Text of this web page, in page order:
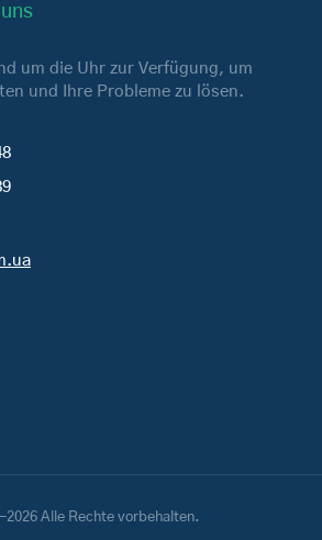
um die Uhr zur Verfügung, um
und Ihre Probleme zu lösen.
Alle Rechte vorbehalten.